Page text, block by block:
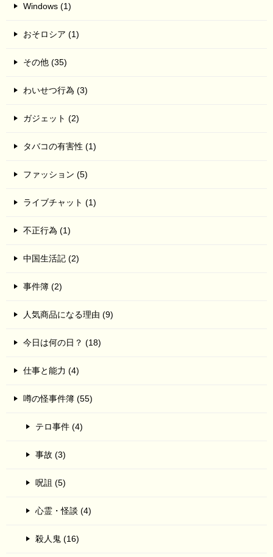
Windows (1)
おそロシア (1)
その他 (35)
わいせつ行為 (3)
ガジェット (2)
タバコの有害性 (1)
ファッション (5)
ライブチャット (1)
不正行為 (1)
中国生活記 (2)
事件簿 (2)
人気商品になる理由 (9)
今日は何の日？ (18)
仕事と能力 (4)
噂の怪事件簿 (55)
テロ事件 (4)
事故 (3)
呪詛 (5)
心霊・怪談 (4)
殺人鬼 (16)